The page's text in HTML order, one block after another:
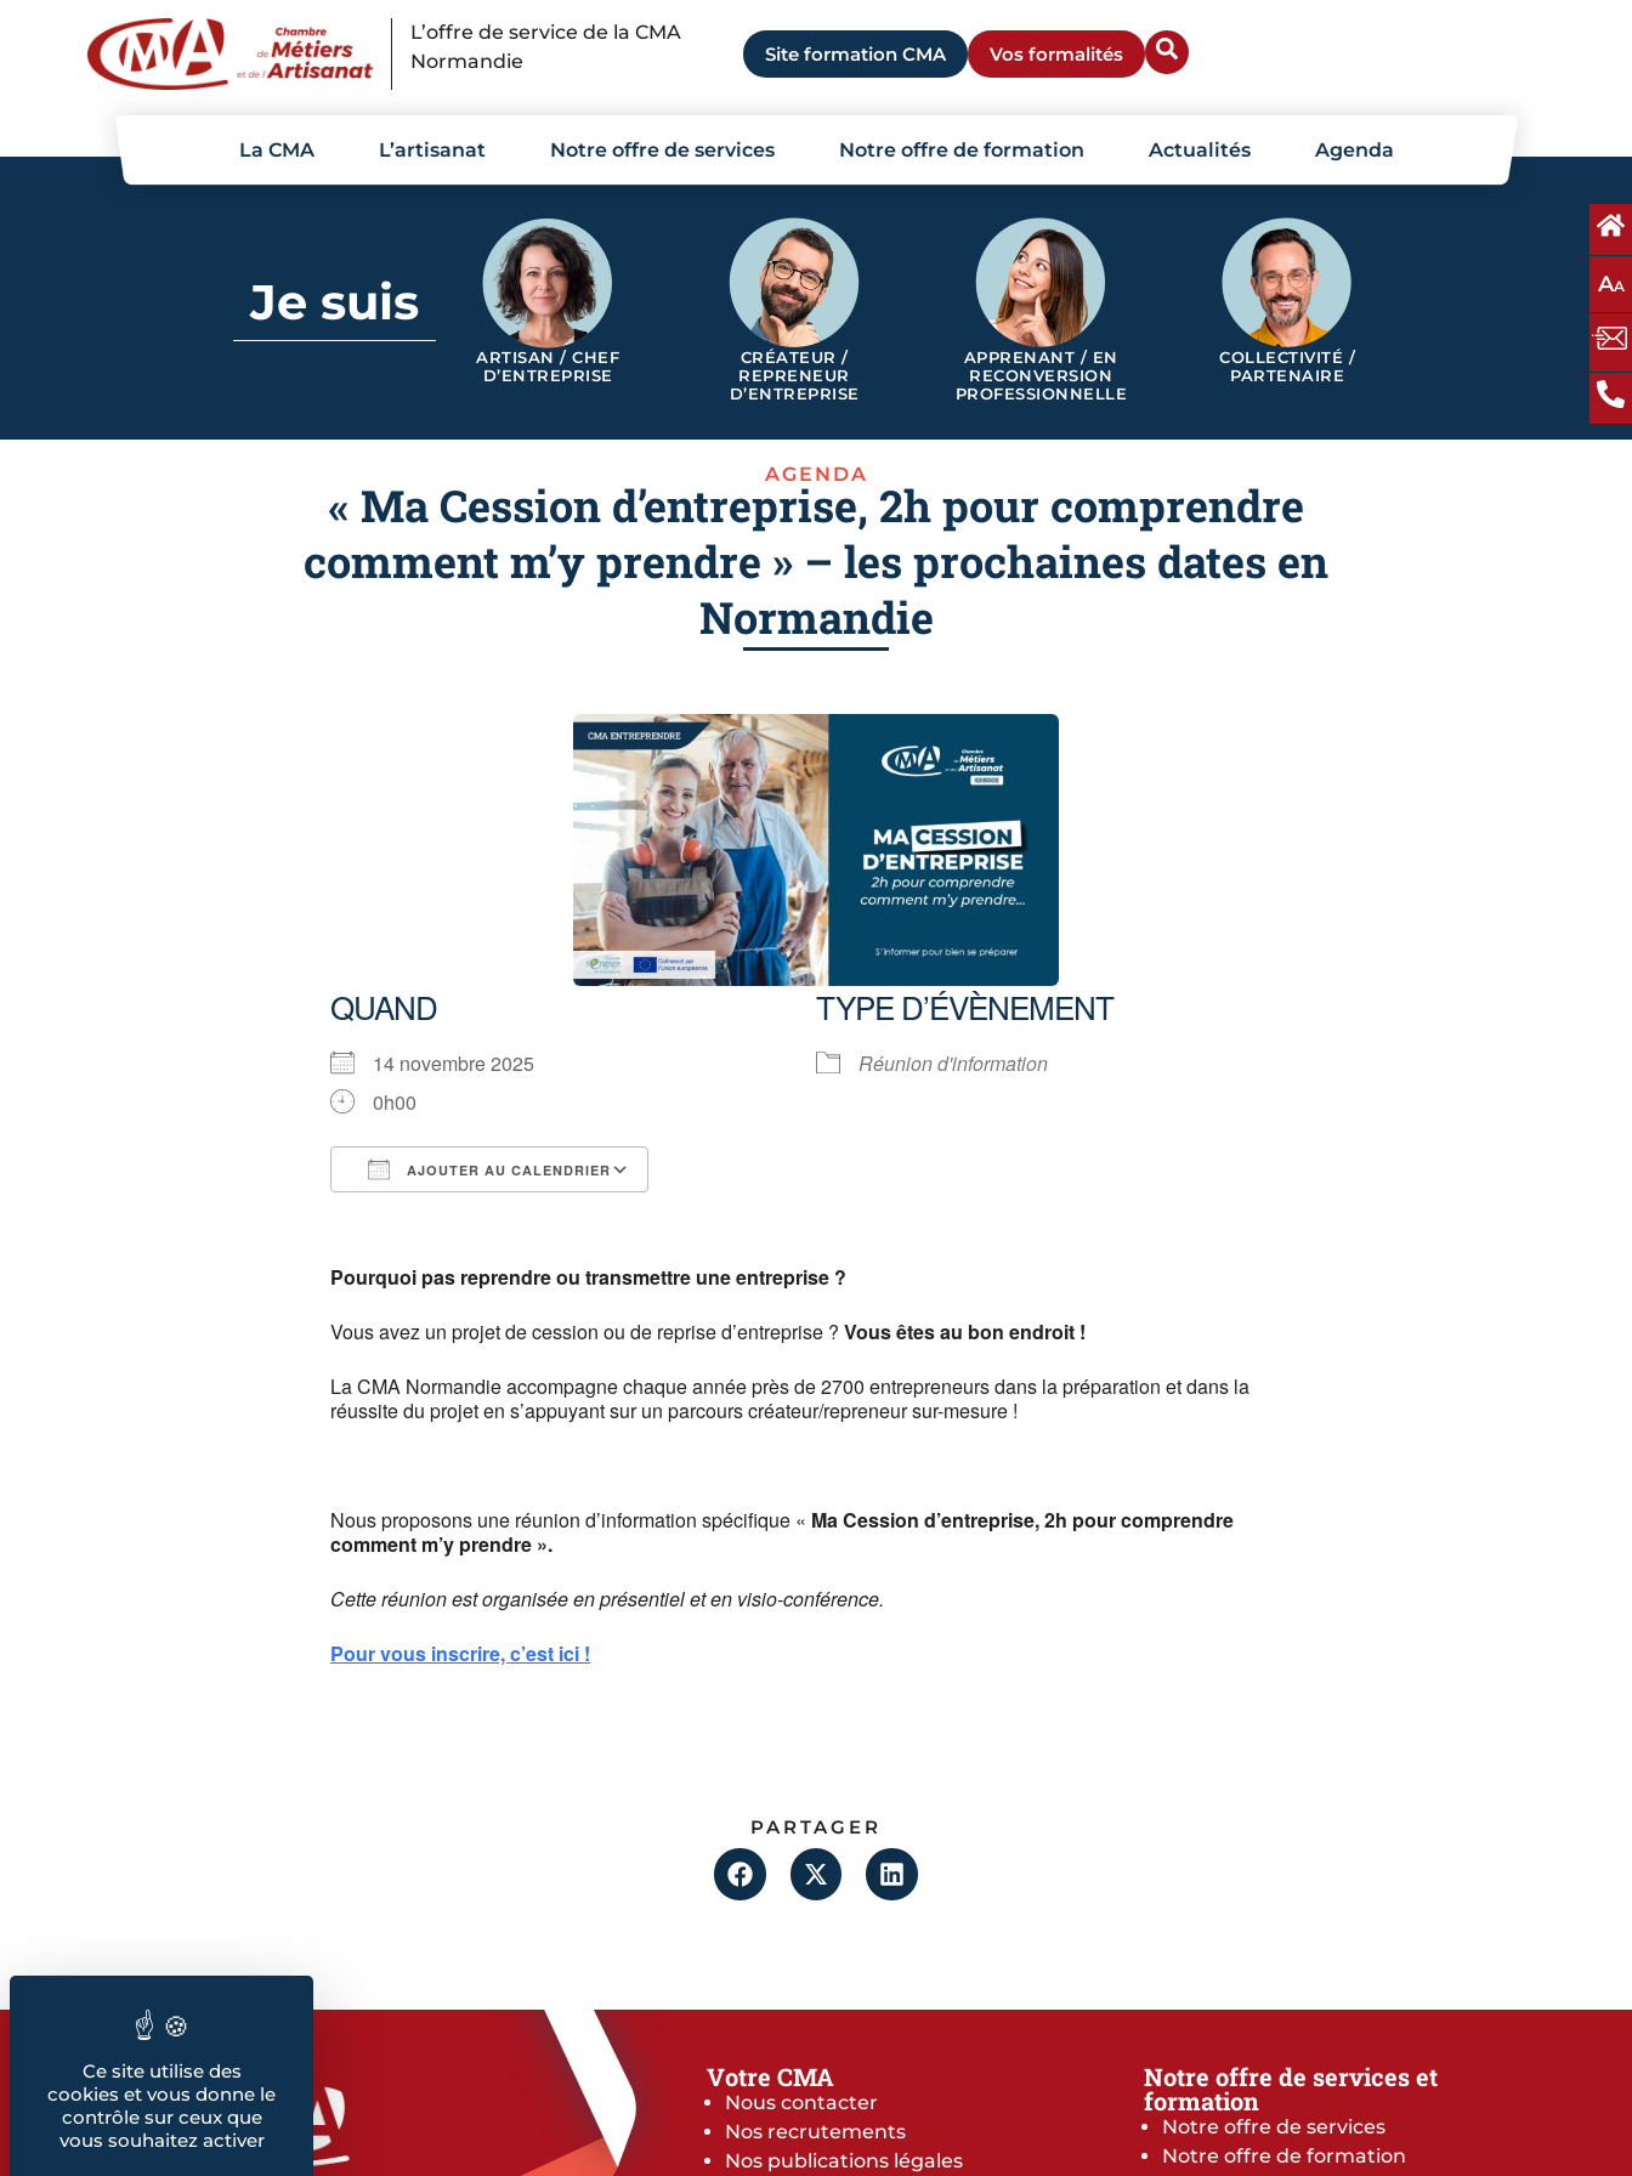
L’offre de service de la CMA
Normandie
Site formation CMA Vos formalités
La CMA L’artisanat Notre offre de services Notre offre de formation Actualités Agenda
AA
Je suis
ARTISAN / CHEF
D’ENTREPRISE
CRÉATEUR /
REPRENEUR
D’ENTREPRISE
APPRENANT / EN
RECONVERSION
PROFESSIONNELLE
COLLECTIVITÉ /
PARTENAIRE
AGENDA
« Ma Cession d’entreprise, 2h pour comprendre
comment m’y prendre » – les prochaines dates en
Normandie
QUAND
14 novembre 2025
0h00
AJOUTER AU CALENDRIER
TYPE D’ÉVÈNEMENT
Réunion d'information
Pourquoi pas reprendre ou transmettre une entreprise ?
Vous avez un projet de cession ou de reprise d’entreprise ? Vous êtes au bon endroit !
La CMA Normandie accompagne chaque année près de 2700 entrepreneurs dans la préparation et dans la
réussite du projet en s’appuyant sur un parcours créateur/repreneur sur-mesure !
Nous proposons une réunion d’information spécifique « Ma Cession d’entreprise, 2h pour comprendre
comment m’y prendre ».
Cette réunion est organisée en présentiel et en visio-conférence.
Pour vous inscrire, c’est ici !
PARTAGER
Votre CMA
Nous contacter
Nos recrutements
Nos publications légales
Notre offre de services et
formation
Notre offre de services
Notre offre de formation
Panneau de gestion des cookies
Ce site utilise des
cookies et vous donne le
contrôle sur ceux que
vous souhaitez activer